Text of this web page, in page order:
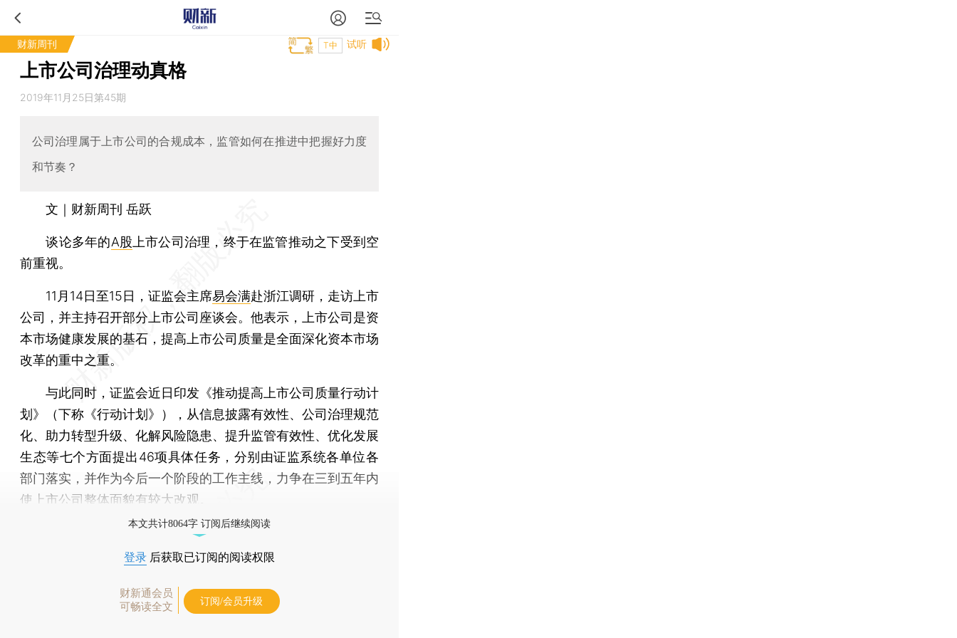
财新周刊 试听
T中
上市公司治理动真格
2019年11月25日第45期
公司治理属于上市公司的合规成本，监管如何在推进中把握好力度
和节奏？
文｜财新周刊 岳跃
谈论多年的A股 上市公司治理，终于在监管推动之下受到空
前重视。
11月14日至15日，证监会主席易会满赴浙江调研，走访上市
公司，并主持召开部分上市公司座谈会。他表示，上市公司是资
本市场健康发展的基石，提高上市公司质量是全面深化资本市场
改革的重中之重。
与此同时，证监会近日印发《推动提高上市公司质量行动计
划》（下称《行动计划》），从信息披露有效性、公司治理规范
化、助力转型升级、化解风险隐患、提升监管有效性、优化发展
生态等七个方面提出46项具体任务，分别由证监系统各单位各
部门落实，并作为今后一个阶段的工作主线，力争在三到五年内
使上市公司整体面貌有较大改观。
本文共计8064字 订阅后继续阅读
登录 后获取已订阅的阅读权限
财新通会员
可畅读全文
订阅/会员升级